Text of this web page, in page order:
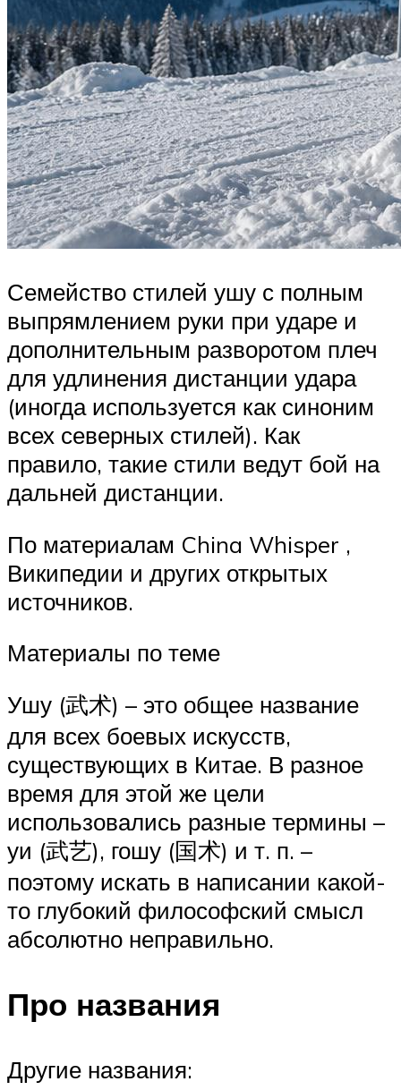
Семейство стилей ушу с полным
выпрямлением руки при ударе и
дополнительным разворотом плеч
для удлинения дистанции удара
(иногда используется как синоним
всех северных стилей). Как
правило, такие стили ведут бой на
дальней дистанции.
По материалам China Whisper ,
Википедии и других открытых
источников.
Материалы по теме
Ушу (武术) – это общее название
для всех боевых искусств,
существующих в Китае. В разное
время для этой же цели
использовались разные термины –
уи (武艺), гошу (国术) и т. п. –
поэтому искать в написании какой-
то глубокий философский смысл
абсолютно неправильно.
Про названия
Другие названия: